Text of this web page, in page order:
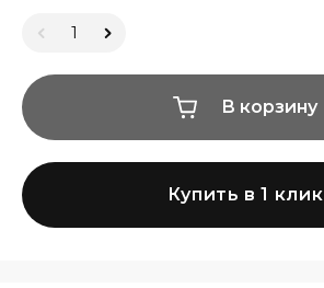
В корзину
Купить в 1 клик